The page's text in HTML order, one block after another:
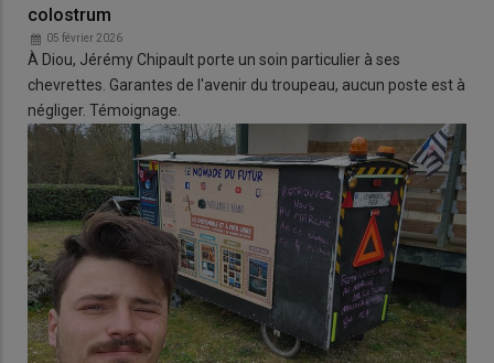
colostrum
05 février 2026
À Diou, Jérémy Chipault porte un soin particulier à ses
chevrettes. Garantes de l'avenir du troupeau, aucun poste est à
négliger. Témoignage.